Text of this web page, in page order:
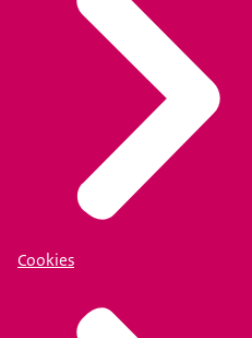
Cookies